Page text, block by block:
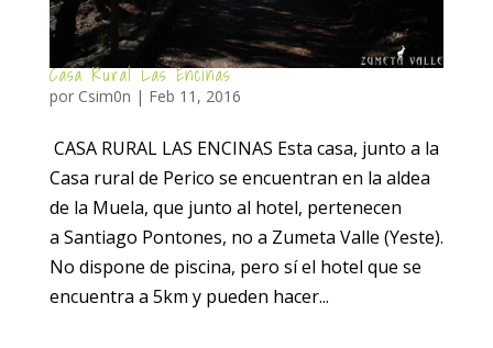
Casa Rural Las Encinas
por Csim0n | Feb 11, 2016
CASA RURAL LAS ENCINAS Esta casa, junto a la
Casa rural de Perico se encuentran en la aldea
de la Muela, que junto al hotel, pertenecen
a Santiago Pontones, no a Zumeta Valle (Yeste).
No dispone de piscina, pero sí el hotel que se
encuentra a 5km y pueden hacer...